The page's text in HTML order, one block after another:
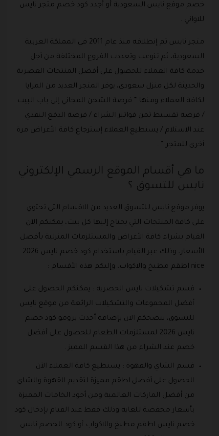
خصم موقع نايس السعودية أو أجدد كود خصم متجر نايس
للاواني .
متجر نايس تم إنطلاقه منذ عام 2011 في المملكة العربية
السعودية، ثم تنوعت وتعددت الفروع المختلفة من أجل
خدمة كافة العملاء للحصول على أفضل المنتجات العصرية
والحديثة لكل منزل سعودي، يوفر المتجر العديد من المزايا
لكافة العملاء ومنها ” فرصة الشحن المجاني إلى باب البيت
/ فرصة تقسيط ثمن فواتير الشراء / فرصة الدفع النقدي
عند الاستلام / يستطيع العملاء إسترجاع كافة الأغراض مرة
أخرى للمتجر ” .
ما هي أقسام الموقع الرسمي الإلكتروني
نايس للتسوق ؟
يوفر موقع نايس للتسوق العديد من الاقسام التي تحتوي
على كافة المنتجات التي يحتاج إليها كل بيت، يمكنكم الآن
القيام بشراء كافة الأغراض والمستلزمات المنزلية بأفضل
الأسعار، وذلك عبر القيام باستخدام كود خصم نايس 2026
nice اطقم مطبخ والاكواب، وإليكم هذه الأقسام :
قسم تشكيلات نايس الحصرية : يمكنكم الحصول على
أفضل المجموعات والتشكيلات الرائعة من موقع نايس
للتسوق، ننصحكم الآن بإضافة أحدث برومو كود خصم
نايس 2026 لمستلزمات الطعام للحصول على أفضل
خصم عند الشراء من هذا القسم المميز .
قسم الشاي والقهوة : يستطيع كافة العملاء الآن
الحصول على أفضل اطقم مميزة لتقديم القهوة والشاي
من أفضل الماركات العالمية ومن أجود الخامات المميزة
بأسعار مخفضة للغاية وذلك فقط عند القيام بإدخال كود
خصم نايس اطقم مطبخ والاكواب أو كود الخصم نايس